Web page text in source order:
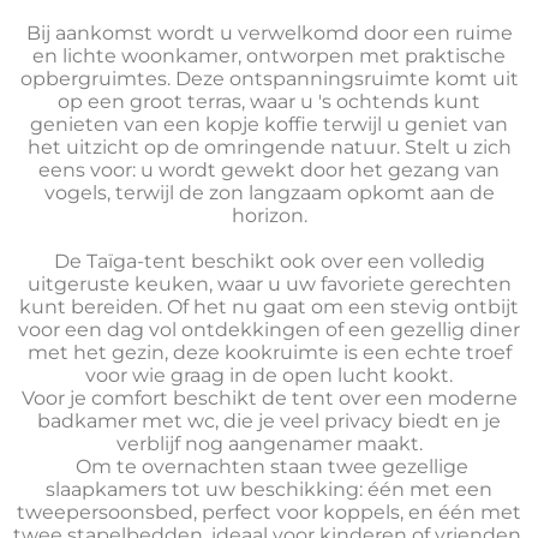
Bij aankomst wordt u verwelkomd door een ruime
en lichte woonkamer, ontworpen met praktische
opbergruimtes. Deze ontspanningsruimte komt uit
op een groot terras, waar u 's ochtends kunt
genieten van een kopje koffie terwijl u geniet van
het uitzicht op de omringende natuur. Stelt u zich
eens voor: u wordt gewekt door het gezang van
vogels, terwijl de zon langzaam opkomt aan de
horizon.
De Taïga-tent beschikt ook over een volledig
uitgeruste keuken, waar u uw favoriete gerechten
kunt bereiden. Of het nu gaat om een stevig ontbijt
voor een dag vol ontdekkingen of een gezellig diner
met het gezin, deze kookruimte is een echte troef
voor wie graag in de open lucht kookt.
Voor je comfort beschikt de tent over een moderne
badkamer met wc, die je veel privacy biedt en je
verblijf nog aangenamer maakt.
Om te overnachten staan twee gezellige
slaapkamers tot uw beschikking: één met een
tweepersoonsbed, perfect voor koppels, en één met